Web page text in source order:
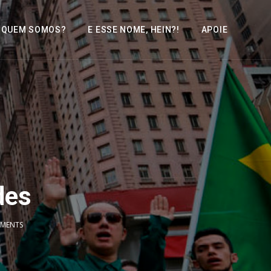
QUEM SOMOS? E ESSE NOME, HEIN?! APOIE
2x